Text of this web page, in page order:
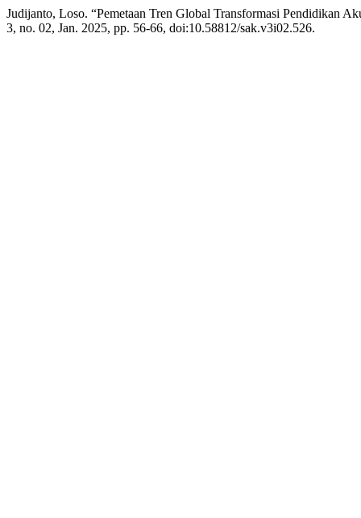
Judijanto, Loso. “Pemetaan Tren Global Transformasi Pendidikan
3, no. 02, Jan. 2025, pp. 56-66, doi:10.58812/sak.v3i02.526.